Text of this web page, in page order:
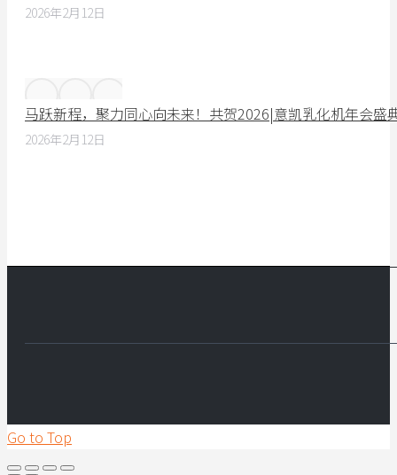
2026年2月12日
马跃新程，聚力同心向未来！共贺2026|意凯乳化机年会盛
2026年2月12日
Go to Top